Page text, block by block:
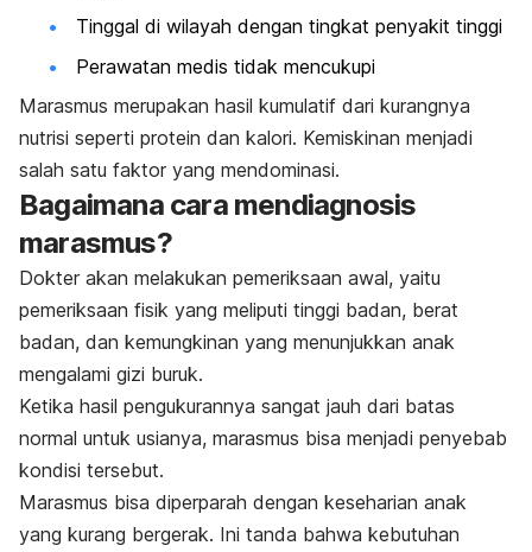
Tinggal di wilayah dengan tingkat penyakit tinggi
Perawatan medis tidak mencukupi
Marasmus merupakan hasil kumulatif dari kurangnya
nutrisi seperti protein dan kalori. Kemiskinan menjadi
salah satu faktor yang mendominasi.
Bagaimana cara mendiagnosis
marasmus?
Dokter akan melakukan pemeriksaan awal, yaitu
pemeriksaan fisik yang meliputi tinggi badan, berat
badan, dan kemungkinan yang menunjukkan anak
mengalami gizi buruk.
Ketika hasil pengukurannya sangat jauh dari batas
normal untuk usianya, marasmus bisa menjadi penyebab
kondisi tersebut.
Marasmus bisa diperparah dengan keseharian anak
yang kurang bergerak. Ini tanda bahwa kebutuhan